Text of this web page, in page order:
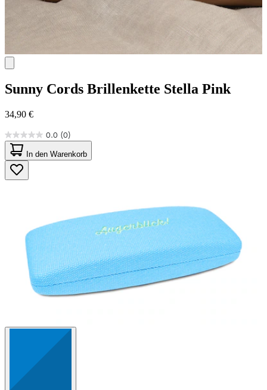
Sunny Cords Brillenkette Stella Pink
34,90 €
0.0 (0)
0.0
von
5
Sternen.
In den Warenkorb